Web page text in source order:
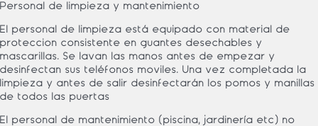
Personal de limpieza y mantenimiento
El personal de limpieza está equipado con material de
protección consistente en guantes desechables y
mascarillas. Se lavan las manos antes de empezar y
desinfectan sus teléfonos móviles. Una vez completada la
limpieza y antes de salir desinfectarán los pomos y manillas
de todos las puertas
El personal de mantenimiento (piscina, jardinería etc) no